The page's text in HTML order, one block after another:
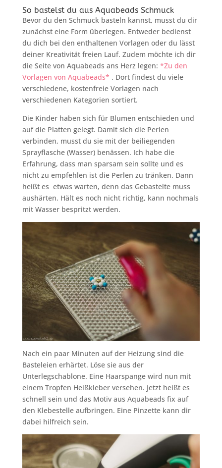
So bastelst du aus Aquabeads Schmuck
Bevor du den Schmuck basteln kannst, musst du dir
zunächst eine Form überlegen. Entweder bedienst
du dich bei den enthaltenen Vorlagen oder du lässt
deiner Kreativität freien Lauf. Zudem möchte ich dir
die Seite von Aquabeads ans Herz legen: *Zu den
Vorlagen von Aquabeads* . Dort findest du viele
verschiedene, kostenfreie Vorlagen nach
verschiedenen Kategorien sortiert.
Die Kinder haben sich für Blumen entschieden und
auf die Platten gelegt. Damit sich die Perlen
verbinden, musst du sie mit der beiliegenden
Sprayflasche (Wasser) benässen. Ich habe die
Erfahrung, dass man sparsam sein sollte und es
nicht zu empfehlen ist die Perlen zu tränken. Dann
heißt es etwas warten, denn das Gebastelte muss
aushärten. Hält es noch nicht richtig, kann nochmals
mit Wasser bespritzt werden.
Nach ein paar Minuten auf der Heizung sind die
Basteleien erhärtet. Löse sie aus der
Unterlegschablone. Eine Haarspange wird nun mit
einem Tropfen Heißkleber versehen. Jetzt heißt es
schnell sein und das Motiv aus Aquabeads fix auf
den Klebestelle aufbringen. Eine Pinzette kann dir
dabei hilfreich sein.